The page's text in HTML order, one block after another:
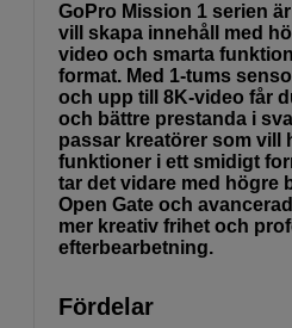
GoPro Mission 1 serien
vill skapa innehåll med
video och smarta
format. Med 1-tums
och upp till 8K-video får
och bättre prestanda i
passar kreatörer som vill
funktioner i ett smidigt
tar det vidare med högre
Open Gate och
mer kreativ frihet och
efterbearbetning.
Fördelar